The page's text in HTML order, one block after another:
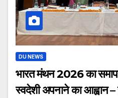
DU NEWS
भारत मंथन 2026 का
स्वदेशी अपनाने का आह्वान